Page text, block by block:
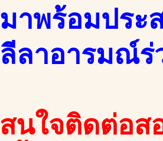
มาพร้อมประ
ลีลาอารมณ์ร่
สนใจติดต่อส